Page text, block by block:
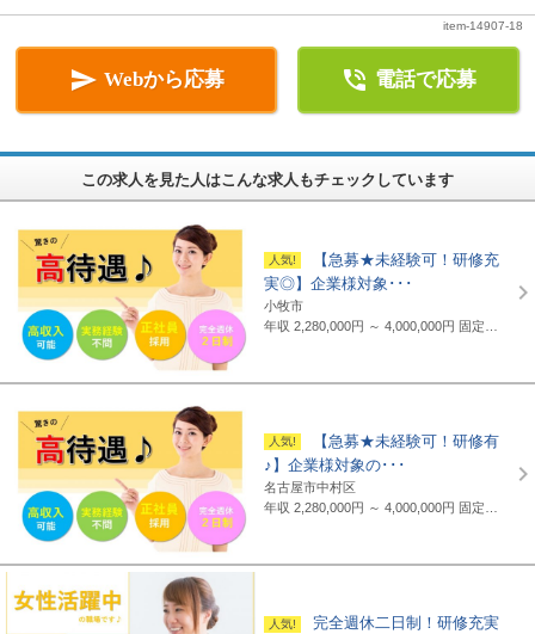
item-14907-18
 Webから応募  電話で応募
この求人を見た人はこんな求人もチェックしています
【急募★未経験可！研修充
実◎】企業様対象･･･
小牧市
年収 2,280,000円 ～ 4,000,000円 固定給制 月給16万円～25万円（諸手当含まず）＋報奨金＋賞与年2回 ※地域・能力により異なります。 ◆正職員の平均給与例 434,000円(2019年度実績) ※上記には賞与は含まれていません。 ◆支給例 月給20万円～／東京・神奈川・千葉・埼玉の支社 月給19万円～／愛知・三重・京都・大阪の支社 月給18万円～／山梨・岐阜・静岡・滋賀・兵庫・広島・福岡の支社 ※一部支社により異なる ※入社前に行なわれる研修の受講手当は日給3500円～4000円（地域により異なる） ◆通勤交通費 月額3万5千円まで全額支給(超過部分は2万円まで半額支給)
【急募★未経験可！研修有
♪】企業様対象の･･･
名古屋市中村区
年収 2,280,000円 ～ 4,000,000円 固定給制 月給16万円～25万円（諸手当含まず）＋報奨金＋賞与年2回 ※地域・能力により異なります。 ◆正職員の平均給与例 平均給与：434,000円(2019年度実績) ※上記には賞与は含まれていません。 ◆支給例 月給20万円～／東京・神奈川・千葉・埼玉の支社 月給19万円～／愛知・三重・京都・大阪の支社 月給18万円～／山梨・岐阜・静岡・滋賀・兵庫・広島・福岡の支社 ※一部支社により異なる ※入社前に行なわれる研修の受講手当は日給3500円～4000円（地域により異なる） ◆通勤交通費 月額3万5千円まで全額支給(超過部分は2万円まで半額支給)
完全週休二日制！研修充実